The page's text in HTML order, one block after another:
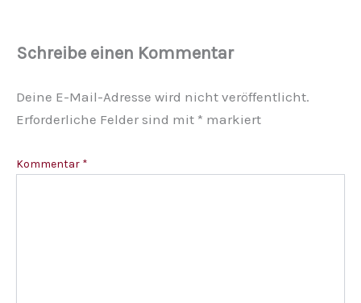
Schreibe einen Kommentar
Deine E-Mail-Adresse wird nicht veröffentlicht.
Erforderliche Felder sind mit * markiert
Kommentar *